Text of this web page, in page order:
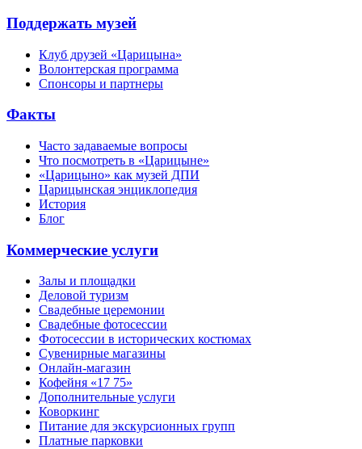
Поддержать музей
Клуб друзей «Царицына»
Волонтерская программа
Спонсоры и партнеры
Факты
Часто задаваемые вопросы
Что посмотреть в «Царицыне»
«Царицыно» как музей ДПИ
Царицынская энциклопедия
История
Блог
Коммерческие услуги
Залы и площадки
Деловой туризм
Свадебные церемонии
Свадебные фотосессии
Фотосессии в исторических костюмах
Сувенирные магазины
Онлайн-магазин
Кофейня «17 75»
Дополнительные услуги
Коворкинг
Питание для экскурсионных групп
Платные парковки